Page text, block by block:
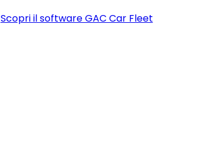
Scopri il software GAC Car Fleet